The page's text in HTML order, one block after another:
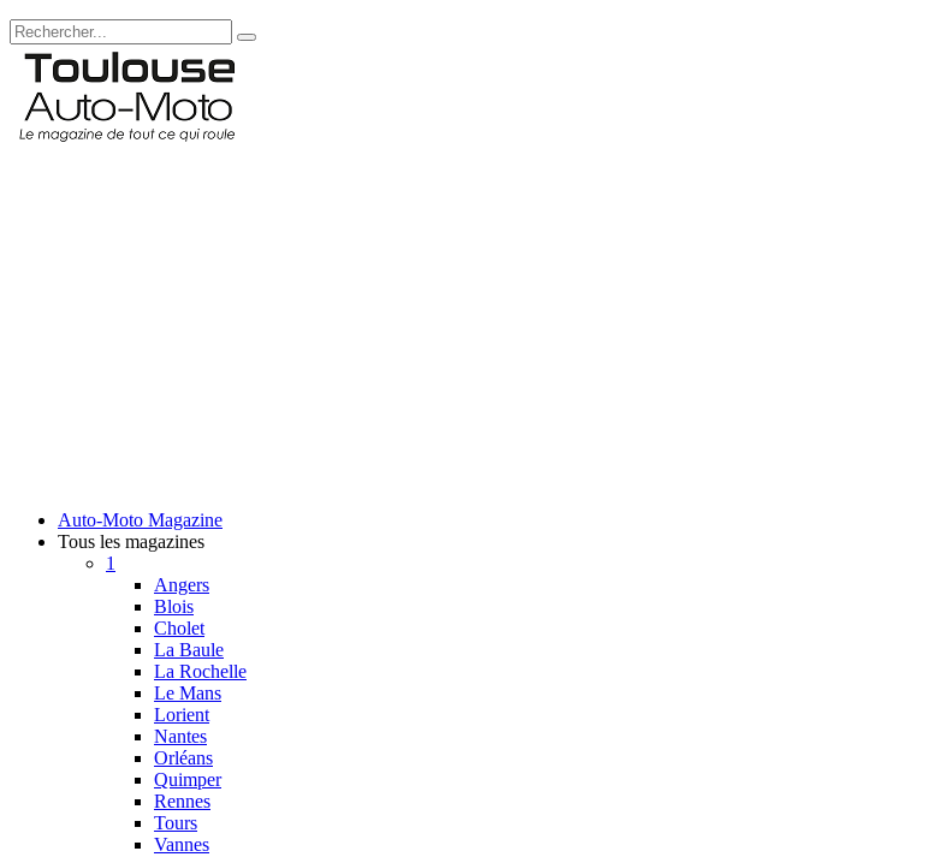
Auto-Moto Magazine
Tous les magazines
1
Angers
Blois
Cholet
La Baule
La Rochelle
Le Mans
Lorient
Nantes
Orléans
Quimper
Rennes
Tours
Vannes